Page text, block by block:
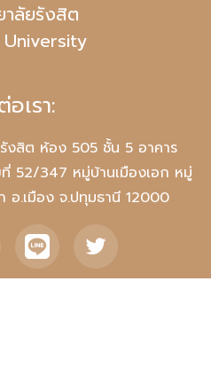
าลัยรังสิต
University
เรา:
งสิต ห้อง 505 ชั้น 5 อาคาร
52/347 หมู่บ้านเมืองเอก หมู่
.เมือง จ.ปทุมธานี 12000